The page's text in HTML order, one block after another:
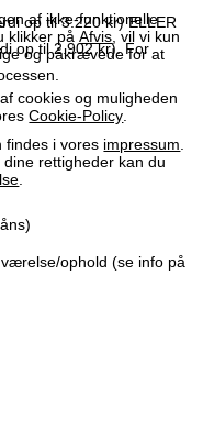
af ikke-funktionelle
klikker påAfvis , vil vi kun
og påkrævede for at
cookies og muligheden
Cookie-Policy
findes i vores impressum
rettigheder kan du
op til 3.220 kr) ELLER
op til 2.902 kr). For
ophold (se info på